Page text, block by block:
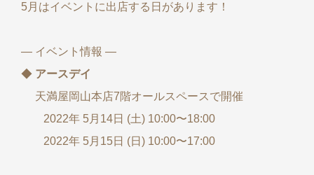
5月はイベントに出店する日があります！
— イベント情報 —
◆ アースデイ
天満屋岡山本店7階オールスペースで開催
2022年 5月14日 (土) 10:00〜18:00
2022年 5月15日 (日) 10:00〜17:00